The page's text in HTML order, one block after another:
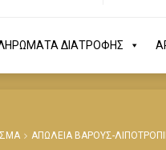
ΔΙΑΤΡΟΦΗΣ
ΑΠΩΛΕΙΑ ΒΑΡΟΥΣ-